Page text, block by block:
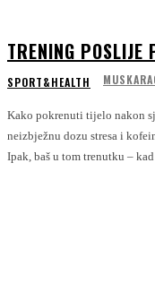
TRENING POSLIJE
SPORT&HEALTH
Kako pokrenuti tijelo nakon
neizbježnu dozu stresa i
Ipak, baš u tom trenutku – kad